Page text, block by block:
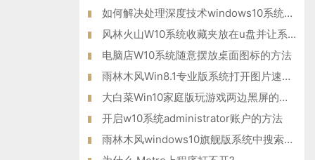
如何解决处理深度技术windows10系统弹出无法验证发行者问题
风林火山W10系统收藏夹放在u盘并让系统自动调用收藏夹内容的方法
电脑店W10系统随意摆放桌面图标的方法
雨林木风Win8.1专业版系统打开图片速度变慢 也许是校正颜色惹的
大白菜Win10家庭版玩游戏两边黑屏的解决方案
开启w10系统administrator账户的方法
雨林木风windows10旗舰版系统中搜索文件既快又准的窍门